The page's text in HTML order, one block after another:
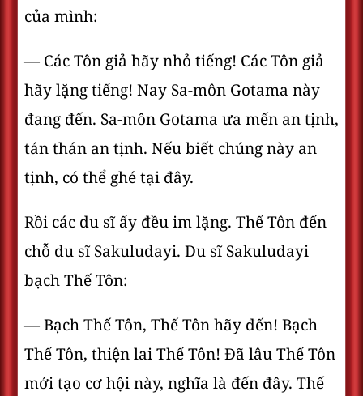
của mình:
— Các Tôn giả hãy nhỏ tiếng! Các Tôn giả
hãy lặng tiếng! Nay Sa-môn Gotama này
đang đến. Sa-môn Gotama ưa mến an tịnh,
tán thán an tịnh. Nếu biết chúng này an
tịnh, có thể ghé tại đây.
Rồi các du sĩ ấy đều im lặng. Thế Tôn đến
chỗ du sĩ Sakuludayi. Du sĩ Sakuludayi
bạch Thế Tôn:
— Bạch Thế Tôn, Thế Tôn hãy đến! Bạch
Thế Tôn, thiện lai Thế Tôn! Ðã lâu Thế Tôn
mới tạo cơ hội này, nghĩa là đến đây. Thế